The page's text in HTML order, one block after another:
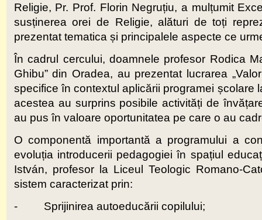
Religie, Pr. Prof. Florin Negruțiu, a mulțumit
susținerea orei de Religie, alături de toți
prezentat tematica și principalele aspecte ce
În cadrul cercului, doamnele profesor Rodica
Ghibu” din Oradea, au prezentat lucrarea
specifice în contextul aplicării programei școlare
acestea au surprins posibile activități de
au pus în valoare oportunitatea pe care o au
O componentă importantă a programului a
evoluția introducerii pedagogiei în spațiul
István, profesor la Liceul Teologic Romano-
sistem caracterizat prin:
- Sprijinirea autoeducării copilului;